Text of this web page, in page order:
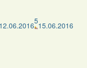
12.06.2016515.06.2016